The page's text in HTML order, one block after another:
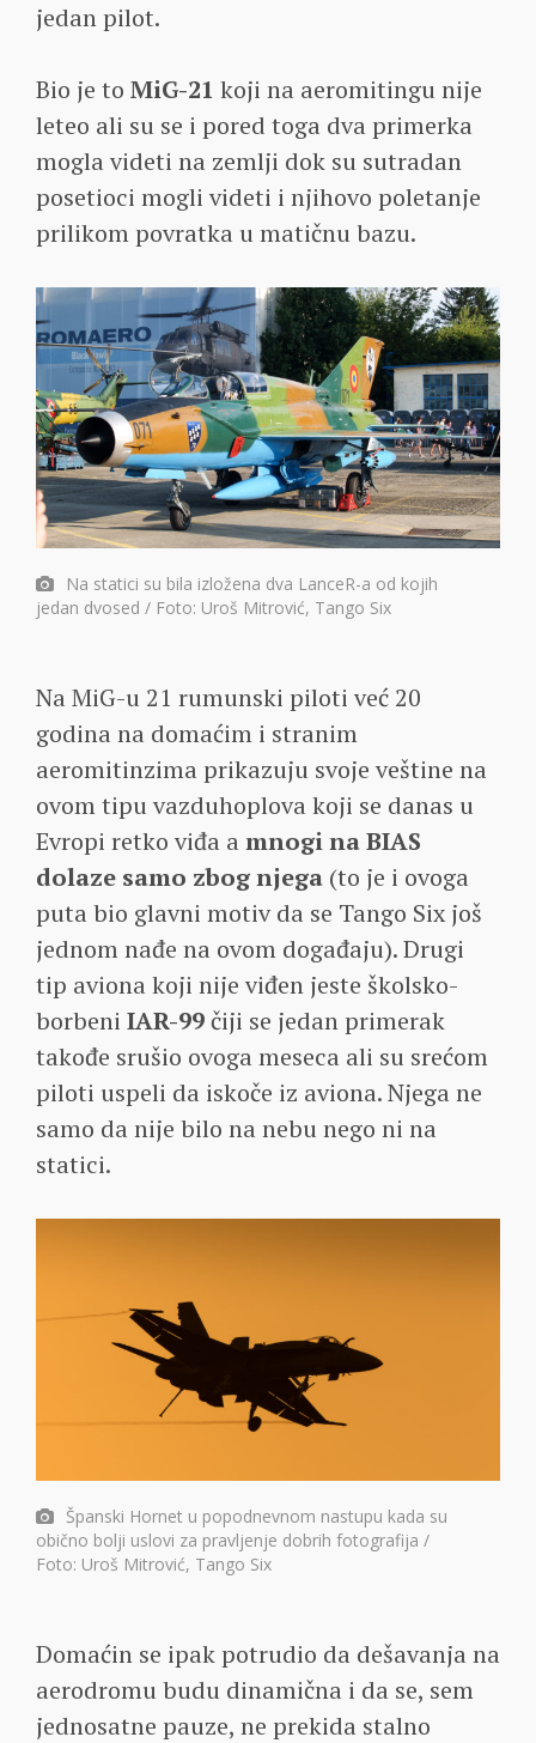
jedan pilot.
Bio je to MiG-21 koji na aeromitingu nije
leteo ali su se i pored toga dva primerka
mogla videti na zemlji dok su sutradan
posetioci mogli videti i njihovo poletanje
prilikom povratka u matičnu bazu.
Na statici su bila izložena dva LanceR-a od kojih
jedan dvosed / Foto: Uroš Mitrović, Tango Six
Na MiG-u 21 rumunski piloti već 20
godina na domaćim i stranim
aeromitinzima prikazuju svoje veštine na
ovom tipu vazduhoplova koji se danas u
Evropi retko viđa a mnogi na BIAS
dolaze samo zbog njega (to je i ovoga
puta bio glavni motiv da se Tango Six još
jednom nađe na ovom događaju). Drugi
tip aviona koji nije viđen jeste školsko-
borbeni IAR-99čiji se jedan primerak
takođe srušio ovoga meseca ali su srećom
piloti uspeli da iskoče iz aviona. Njega ne
samo da nije bilo na nebu nego ni na
statici.
Španski Hornet u popodnevnom nastupu kada su
obično bolji uslovi za pravljenje dobrih fotografija /
Foto: Uroš Mitrović, Tango Six
Domaćin se ipak potrudio da dešavanja na
aerodromu budu dinamična i da se, sem
jednosatne pauze, ne prekida stalno